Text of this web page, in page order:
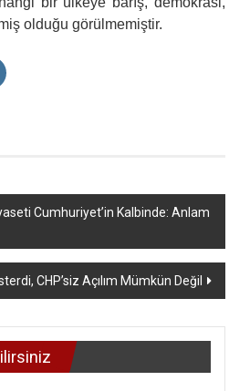
olduğu görülmemiştir.
Cumhuriyet’in Kalbinde: Anlam
CHP’siz Açılım Mümkün Değil